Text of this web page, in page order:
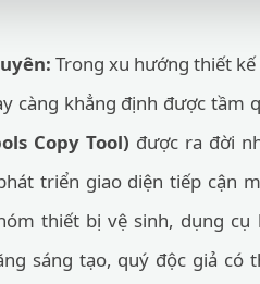
Trong xu hướng thiết
càng khẳng định được tầm
Copy Tool) được ra đời
triển giao diện tiếp cận
thiết bị vệ sinh, dụng
sáng tạo, quý độc giả có